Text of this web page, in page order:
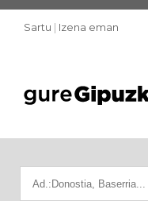
Sartu | Izena eman